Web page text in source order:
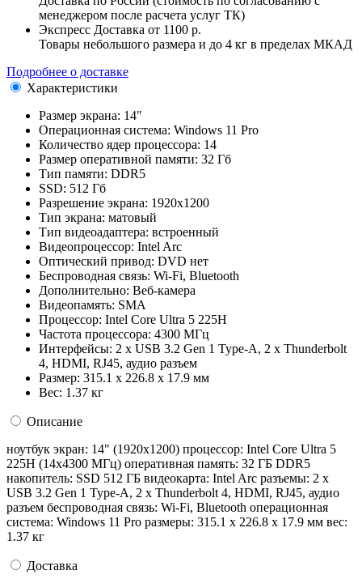
менеджером после расчета услуг ТК)
Экспресс Доставка от 1100 р.
Товары небольшого размера и до 4 кг в пределах МКАД
Подробнее о доставке
Характеристики
Размер экрана: 14"
Операционная система: Windows 11 Pro
Количество ядер процессора: 14
Размер оперативной памяти: 32 Гб
Тип памяти: DDR5
SSD: 512 Гб
Разрешение экрана: 1920x1200
Тип экрана: матовый
Тип видеоадаптера: встроенный
Видеопроцессор: Intel Arc
Оптический привод: DVD нет
Беспроводная связь: Wi-Fi, Bluetooth
Дополнительно: Веб-камера
Видеопамять: SMA
Процессор: Intel Core Ultra 5 225H
Частота процессора: 4300 МГц
Интерфейсы: 2 x USB 3.2 Gen 1 Type-A, 2 x Thunderbolt
4, HDMI, RJ45, аудио разъем
Размер: 315.1 x 226.8 x 17.9 мм
Вес: 1.37 кг
Описание
ноутбук экран: 14" (1920x1200) процессор: Intel Core Ultra 5
225H (14x4300 МГц) оперативная память: 32 ГБ DDR5
накопитель: SSD 512 ГБ видеокарта: Intel Arc разъемы: 2 x
USB 3.2 Gen 1 Type-A, 2 x Thunderbolt 4, HDMI, RJ45, аудио
разъем беспроводная связь: Wi-Fi, Bluetooth операционная
система: Windows 11 Pro pазмеры: 315.1 x 226.8 x 17.9 мм вес:
1.37 кг
Доставка